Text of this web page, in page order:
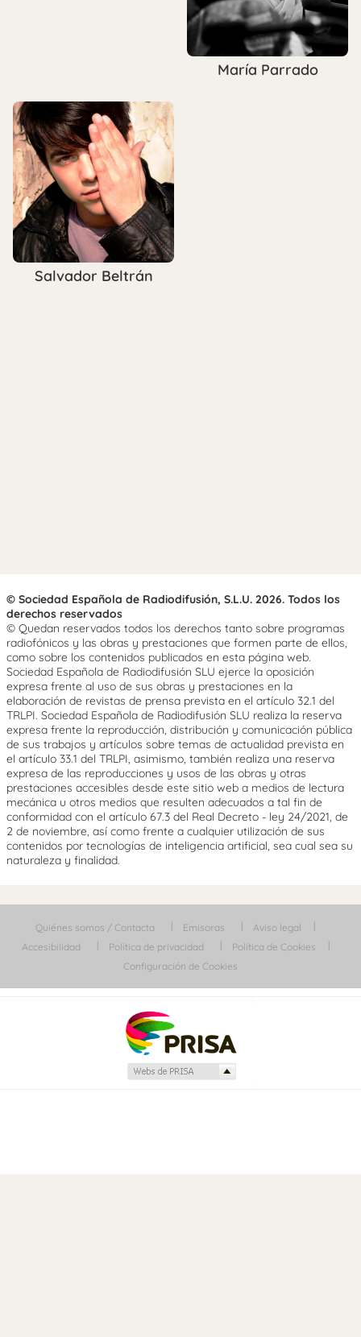
María Parrado
Salvador Beltrán
© Sociedad Española de Radiodifusión, S.L.U. 2026. Todos los
derechos reservados
© Quedan reservados todos los derechos tanto sobre programas
radiofónicos y las obras y prestaciones que formen parte de ellos,
como sobre los contenidos publicados en esta página web.
Sociedad Española de Radiodifusión SLU ejerce la oposición
expresa frente al uso de sus obras y prestaciones en la
elaboración de revistas de prensa prevista en el artículo 32.1 del
TRLPI. Sociedad Española de Radiodifusión SLU realiza la reserva
expresa frente la reproducción, distribución y comunicación pública
de sus trabajos y artículos sobre temas de actualidad prevista en
el artículo 33.1 del TRLPI, asimismo, también realiza una reserva
expresa de las reproducciones y usos de las obras y otras
prestaciones accesibles desde este sitio web a medios de lectura
mecánica u otros medios que resulten adecuados a tal fin de
conformidad con el artículo 67.3 del Real Decreto - ley 24/2021, de
2 de noviembre, así como frente a cualquier utilización de sus
contenidos por tecnologías de inteligencia artificial, sea cual sea su
naturaleza y finalidad.
Quiénes somos / Contacta Emisoras
Aviso legal
Accesibilidad
Política de privacidad
Política de Cookies
Configuración de Cookies